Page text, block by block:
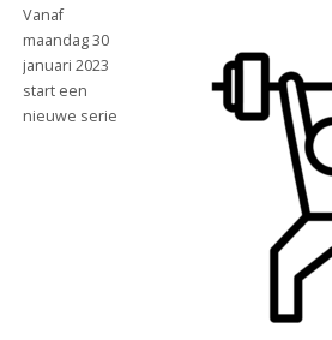
Vanaf
maandag 30
januari 2023
start een
nieuwe serie